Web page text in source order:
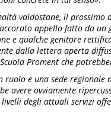
valdostane, il
appello fatto da
e qualche genitore
dalla lettera aperta
Proment che
ruolo e una sede
avere ovviamente
degli attuali servizi